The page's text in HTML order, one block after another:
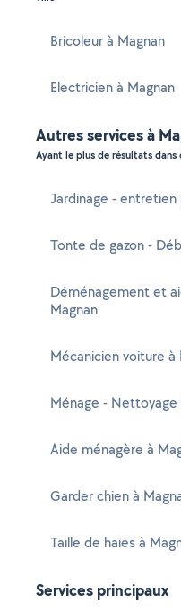
Bricoleur à Magnan
Electricien à Magnan
Autres services à
Ayant le plus de résultats
Jardinage -
Tonte de gazon -
Déménagement et
Magnan
Mécanicien voiture à
Ménage - Nettoyage
Aide ménagère à
Garder chien à
Taille de haies à
Services principaux